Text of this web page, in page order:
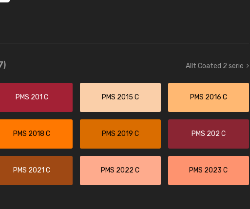
Allt Coated 2 serie
PMS 201 C PMS 2015 C PMS 2016 C
PMS 2018 C PMS 2019 C PMS 202 C
PMS 2021 C PMS 2022 C PMS 2023 C